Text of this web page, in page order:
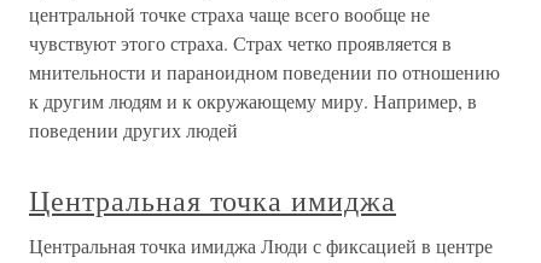
центральной точке страха чаще всего вообще не
чувствуют этого страха. Страх четко проявляется в
мнительности и параноидном поведении по отношению
к другим людям и к окружающему миру. Например, в
поведении других людей
Центральная точка имиджа
Центральная точка имиджа Люди с фиксацией в центре